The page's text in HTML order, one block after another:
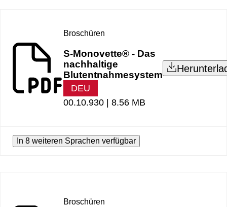
Broschüren
S-Monovette® - Das
nachhaltige
Blutentnahmesystem
DEU
00.10.930 | 8.56 MB
In 8 weiteren Sprachen verfügbar
Broschüren